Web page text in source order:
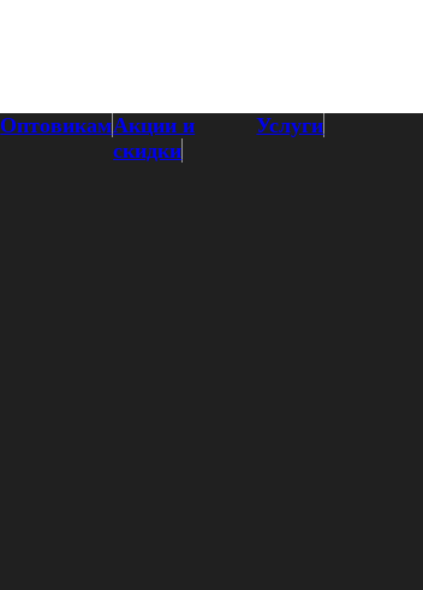
ОптовикамАкции и
скидки
Услуги